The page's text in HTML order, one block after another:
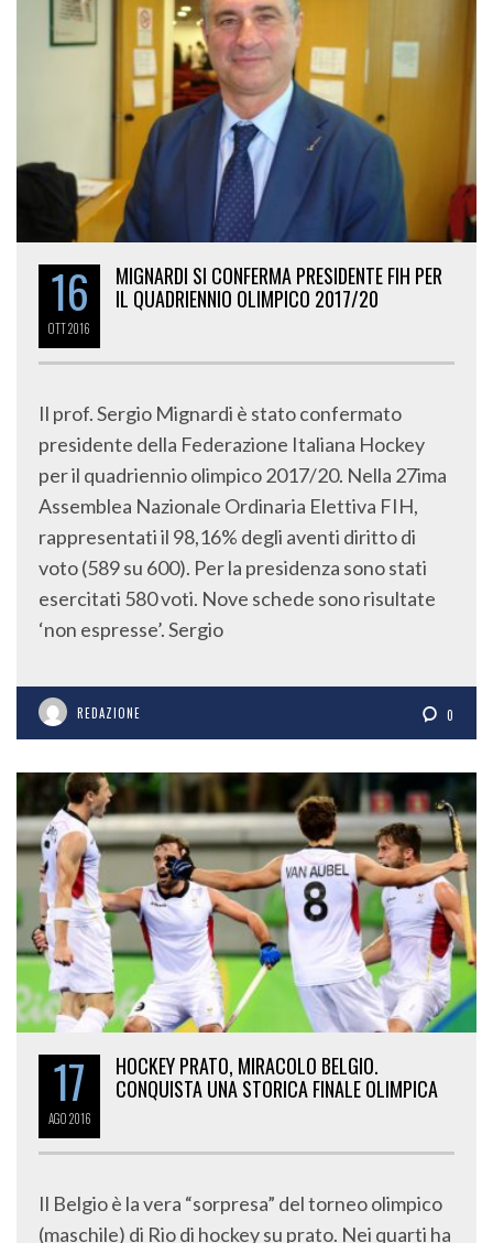
16
OTT2016
MIGNARDI SI CONFERMA PRESIDENTE FIH PER
IL QUADRIENNIO OLIMPICO 2017/20
Il prof. Sergio Mignardi è stato confermato
presidente della Federazione Italiana Hockey
per il quadriennio olimpico 2017/20. Nella 27ima
Assemblea Nazionale Ordinaria Elettiva FIH,
rappresentati il 98,16% degli aventi diritto di
voto (589 su 600). Per la presidenza sono stati
esercitati 580 voti. Nove schede sono risultate
‘non espresse’. Sergio
REDAZIONE 0
17
AGO2016
HOCKEY PRATO, MIRACOLO BELGIO.
CONQUISTA UNA STORICA FINALE OLIMPICA
Il Belgio è la vera “sorpresa” del torneo olimpico
(maschile) di Rio di hockey su prato. Nei quarti ha